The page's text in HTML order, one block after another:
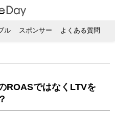
ル スポンサー よくある質問
ではなくLTVを